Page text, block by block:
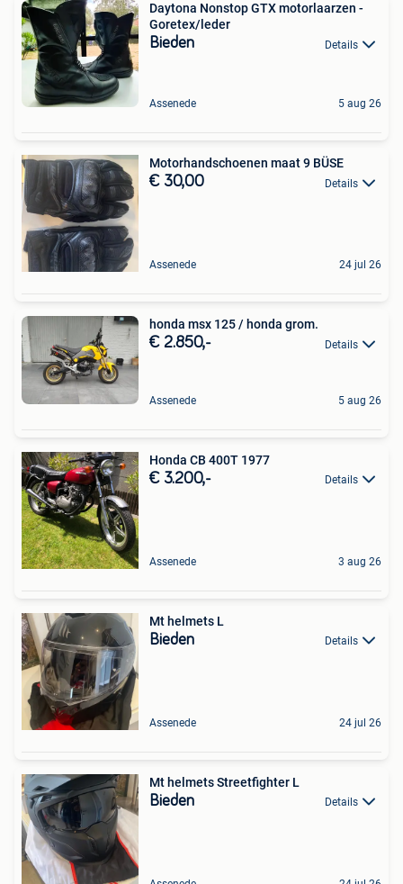
Daytona Nonstop GTX motorlaarzen -
Goretex/leder
Bieden Details
Assenede 5 aug 26
Motorhandschoenen maat 9 BÜSE
€ 30,00 Details
Assenede 24 jul 26
honda msx 125 / honda grom.
€ 2.850,- Details
Assenede 5 aug 26
Honda CB 400T 1977
€ 3.200,- Details
Assenede 3 aug 26
Mt helmets L
Bieden Details
Assenede 24 jul 26
Mt helmets Streetfighter L
Bieden Details